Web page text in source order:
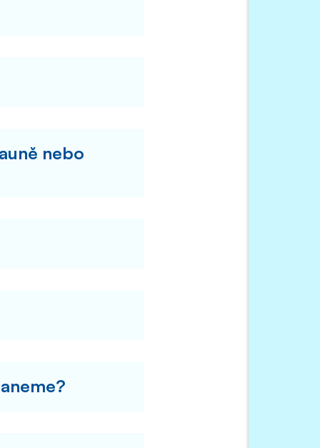
nebo